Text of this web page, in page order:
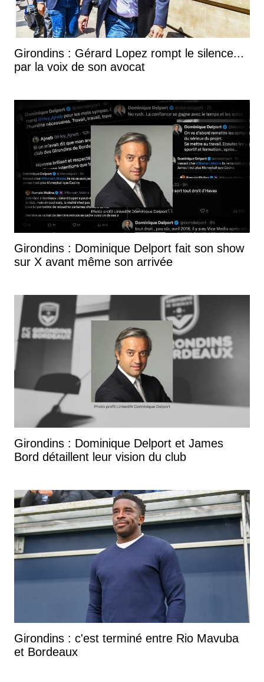
Girondins : Gérard Lopez rompt le silence...
par la voix de son avocat
Girondins : Dominique Delport fait son show
sur X avant même son arrivée
Girondins : Dominique Delport et James
Bord détaillent leur vision du club
Girondins : c'est terminé entre Rio Mavuba
et Bordeaux